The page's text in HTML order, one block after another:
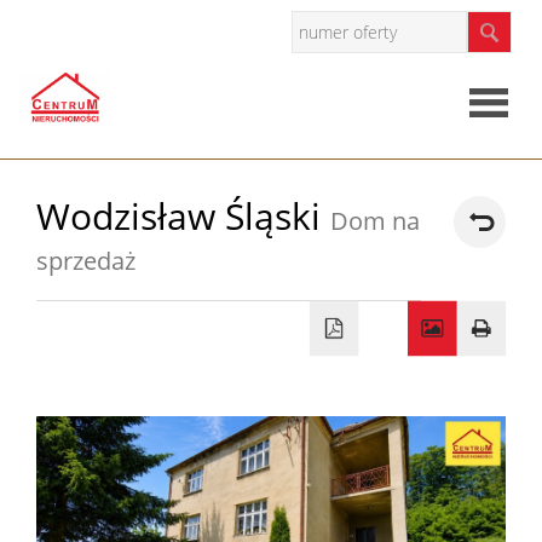
firmie
Domy
Wodzisław Śląski Dom na
sprzedaż